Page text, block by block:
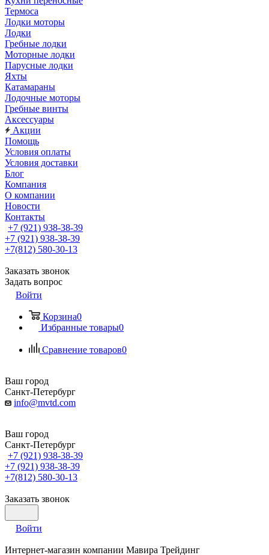
Термоса
Лодки моторы
Лодки
Гребные лодки
Моторные лодки
Парусные лодки
Яхты
Катамараны
Лодочные моторы
Гребные винты
Аксессуары
Акции
Помощь
Условия оплаты
Условия доставки
Блог
Компания
О компании
Новости
Контакты
+7 (921) 938-38-39
+7 (921) 938-38-39
+7(812) 580-30-13
Заказать звонок
Задать вопрос
Войти
Корзина0
Избранные товары0
Сравнение товаров0
Ваш город
Санкт-Петербург
info@mvtd.com
Ваш город
Санкт-Петербург
+7 (921) 938-38-39
+7 (921) 938-38-39
+7(812) 580-30-13
Заказать звонок
Войти
Интернет-магазин компании Мавира Трейдинг